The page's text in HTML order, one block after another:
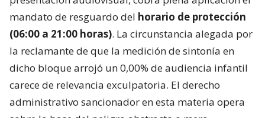
mandato de resguardo del horario de protección
(06:00 a 21:00 horas). La circunstancia alegada por
la reclamante de que la medición de sintonía en
dicho bloque arrojó un 0,00% de audiencia infantil
carece de relevancia exculpatoria. El derecho
administrativo sancionador en esta materia opera